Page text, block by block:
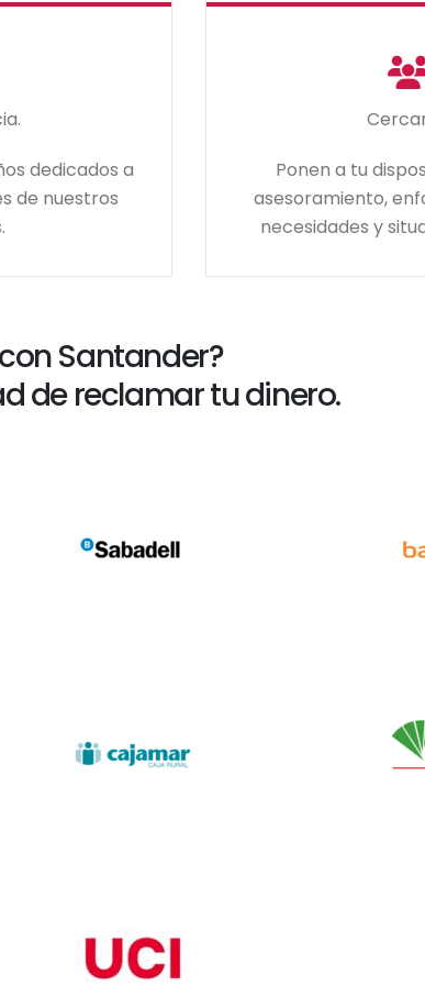
dedicados a
de nuestros
Ponen a tu
asesoramiento,
necesidades y
Santander?
de reclamar tu dinero.